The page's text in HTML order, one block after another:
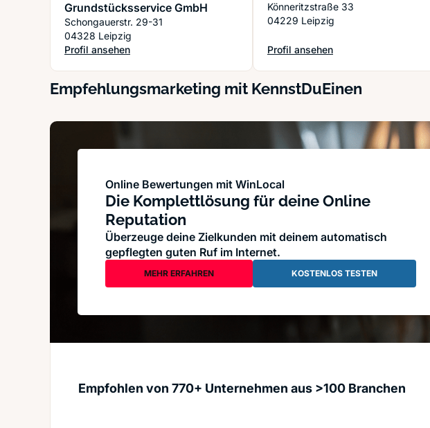
Grundstücksservice GmbH
Schongauerstr. 29-31
04328 Leipzig
Profil ansehen
: BGS Bauherren Grundstücksservice GmbH
Könneritzstraße 33
04229 Leipzig
Profil ansehen
: Black Label Immobilien Leipzig
Empfehlungsmarketing mit KennstDuEinen
Online Bewertungen mit WinLocal
Die Komplettlösung für deine Online
Reputation
Überzeuge deine Zielkunden mit deinem automatisch
gepflegten guten Ruf im Internet.
MEHR ERFAHREN KOSTENLOS TESTEN
Empfohlen von 770+ Unternehmen aus >100 Branchen